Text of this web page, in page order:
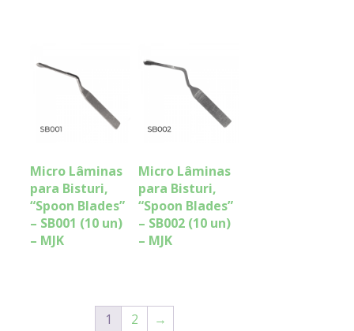
Micro Lâminas
para Bisturi,
“Spoon Blades”
– SB001 (10 un)
– MJK
Micro Lâminas
para Bisturi,
“Spoon Blades”
– SB002 (10 un)
– MJK
1 2 →